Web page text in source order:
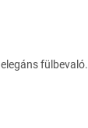
fülbevaló.